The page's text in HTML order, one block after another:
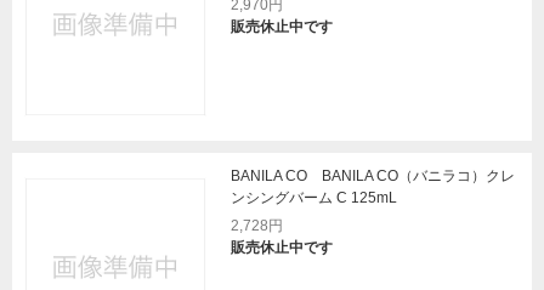
2,970円
販売休止中です
BANILA CO BANILA CO（バニラコ）クレ
ンシングバーム C 125mL
2,728円
販売休止中です